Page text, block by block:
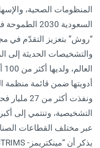
المنظومات الصحية،
السعودية
“روش” بتعزيز التقدّم في
أدويتها ضمن قائمة منظمة
ونفذت
عبر مختلف القطاعات